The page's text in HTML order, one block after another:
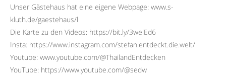
Unser Gästehaus hat eine eigene Webpage: www.s-
kluth.de/gaestehaus/l
Die Karte zu den Videos: https://bit.ly/3welEd6
Insta: https://www.instagram.com/stefan.entdeckt.die.welt/
Youtube: www.youtube.com/@ThailandEntdecken
YouTube: https://www.youtube.com/@sedw